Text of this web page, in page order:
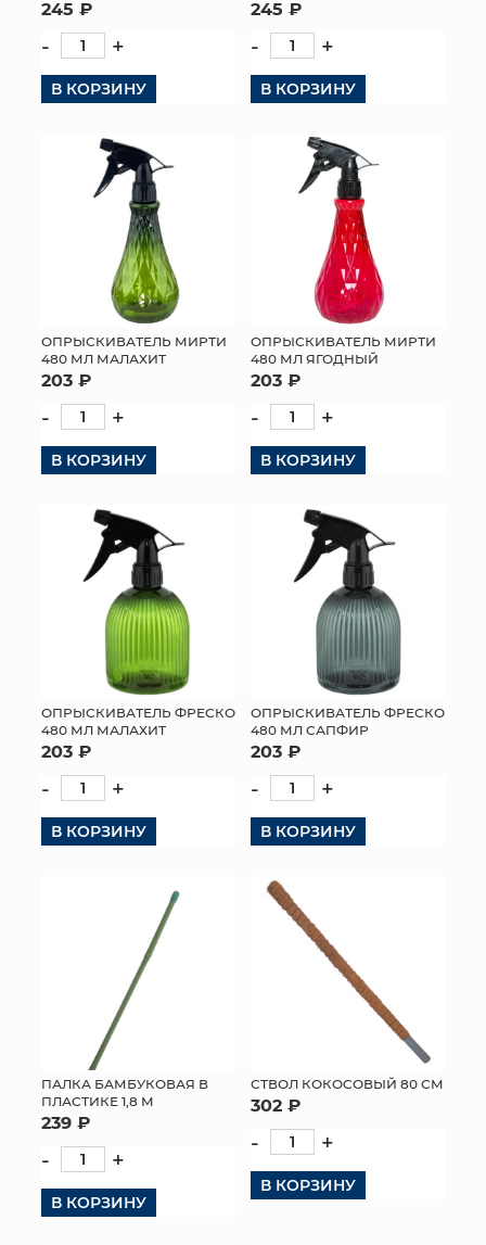
245 ₽
- +
В КОРЗИНУ
245 ₽
- +
В КОРЗИНУ
ОПРЫСКИВАТЕЛЬ МИРТИ
480 МЛ МАЛАХИТ
203 ₽
- +
В КОРЗИНУ
ОПРЫСКИВАТЕЛЬ МИРТИ
480 МЛ ЯГОДНЫЙ
203 ₽
- +
В КОРЗИНУ
ОПРЫСКИВАТЕЛЬ ФРЕСКО
480 МЛ МАЛАХИТ
203 ₽
- +
В КОРЗИНУ
ОПРЫСКИВАТЕЛЬ ФРЕСКО
480 МЛ САПФИР
203 ₽
- +
В КОРЗИНУ
ПАЛКА БАМБУКОВАЯ В
ПЛАСТИКЕ 1,8 М
239 ₽
- +
В КОРЗИНУ
СТВОЛ КОКОСОВЫЙ 80 СМ
302 ₽
- +
В КОРЗИНУ